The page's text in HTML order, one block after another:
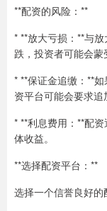
**配资的风险：**
* **放大亏损：**与
跌，投资者可能会蒙
* **保证金追缴：**
资平台可能会要求追
* **利息费用：**配
体收益。
**选择配资平台：**
选择一个信誉良好的